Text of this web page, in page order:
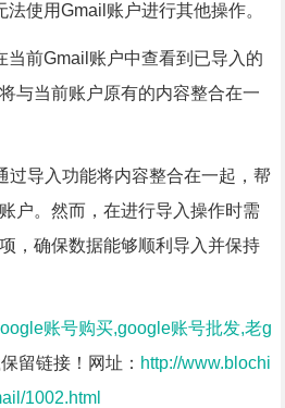
使用Gmail账户进行其他操作。
当前Gmail账户中查看到已导入的
与当前账户原有的内容整合在一
过导入功能将内容整合在一起，帮
户。然而，在进行导入操作时需
，确保数据能够顺利导入并保持
账号购买,google账号批发,老g
留链接！网址： http://www.blochi
1002.html